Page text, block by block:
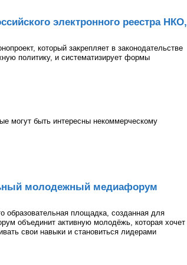
электронного реестра НКО,
который закрепляет в законодательстве
политику, и систематизирует формы
могут быть интересны некоммерческому
молодежный медиафорум
образовательная площадка, созданная для
объединит активную молодёжь, которая хочет
свои навыки и становиться лидерами